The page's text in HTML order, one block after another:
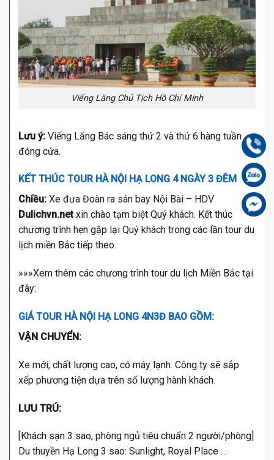
Viếng Lăng Chủ Tịch Hồ Chí Minh
Lưu ý: Viếng Lăng Bác sáng thứ 2 và thứ 6 hàng tuần
đóng cửa.
KẾT THÚC TOURHÀ NỘI HẠ LONG 4 NGÀY 3 ĐÊM
Chiều: Xe đưa Đoàn ra sân bay Nội Bài – HDV
Dulichvn.netxin chào tạm biệt Quý khách. Kết thúc
chương trình hẹn gặp lại Quý khách trong các lần tour du
lịch miền Bắc tiếp theo.
»»»Xem thêm các chương trình tour du lịch Miền Bắc tại
đây:
GIÁ TOUR HÀ NỘI HẠ LONG 4N3Đ BAO GỒM:
VẬN CHUYỂN:
Xe mới, chất lượng cao, có máy lạnh. Công ty sẽ sắp
xếp phương tiện dựa trên số lượng hành khách.
LƯU TRÚ:
[Khách sạn 3 sao, phòng ngủ tiêu chuẩn 2 người/phòng]
Du thuyền Hạ Long 3 sao: Sunlight, Royal Place …